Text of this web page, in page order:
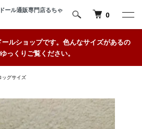
ール通販専門店るちゃ
0
ルショップです。色んなサイズがあるの
っくりご覧ください。
ッグサイズ